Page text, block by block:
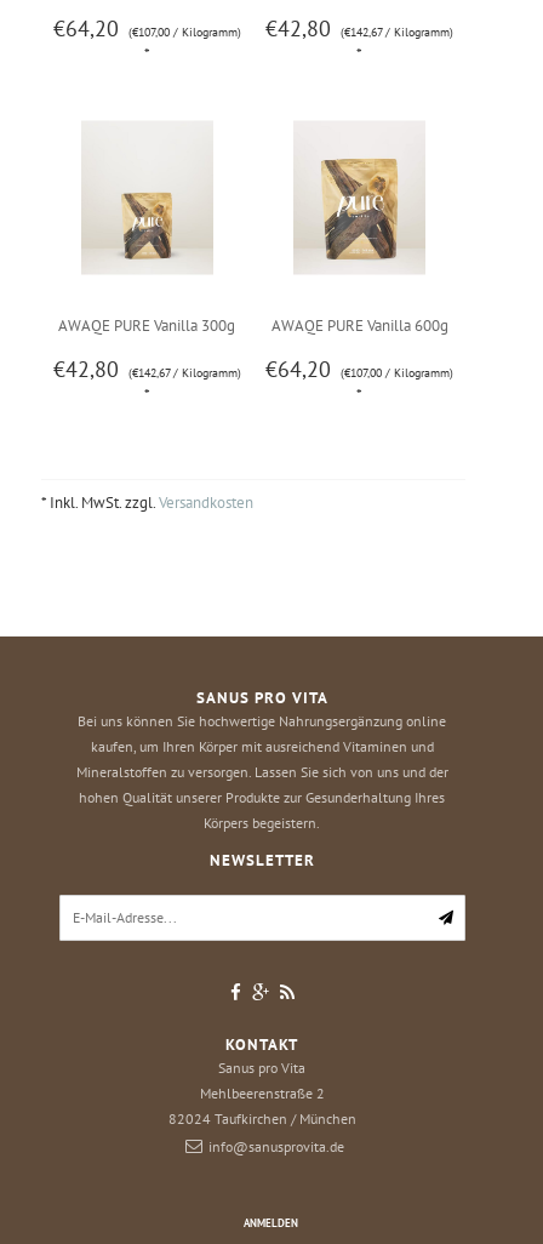
600g
€64,20 (€107,00 / Kilogramm)
*
300g
€42,80 (€142,67 / Kilogramm)
*
AWAQE PURE Vanilla 300g
€42,80 (€142,67 / Kilogramm)
*
AWAQE PURE Vanilla 600g
€64,20 (€107,00 / Kilogramm)
*
* Inkl. MwSt. zzgl.Versandkosten
SANUS PRO VITA
Bei uns können Sie hochwertige Nahrungsergänzung online
kaufen, um Ihren Körper mit ausreichend Vitaminen und
Mineralstoffen zu versorgen. Lassen Sie sich von uns und der
hohen Qualität unserer Produkte zur Gesunderhaltung Ihres
Körpers begeistern.
NEWSLETTER
KONTAKT
Sanus pro Vita
Mehlbeerenstraße 2
82024 Taufkirchen / München
info@sanusprovita.de
ANMELDEN